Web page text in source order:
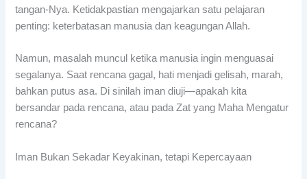
tangan-Nya. Ketidakpastian mengajarkan satu pelajaran
penting: keterbatasan manusia dan keagungan Allah.
Namun, masalah muncul ketika manusia ingin menguasai
segalanya. Saat rencana gagal, hati menjadi gelisah, marah,
bahkan putus asa. Di sinilah iman diuji—apakah kita
bersandar pada rencana, atau pada Zat yang Maha Mengatur
rencana?
Iman Bukan Sekadar Keyakinan, tetapi Kepercayaan